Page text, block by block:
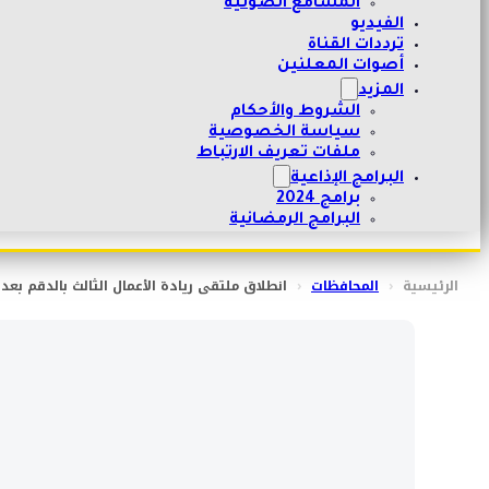
المسامع الصوتية
الفيديو
ترددات القناة
أصوات المعلنين
المزيد
الشروط والأحكام
سياسة الخصوصية
ملفات تعريف الارتباط
البرامج الإذاعية
برامج 2024
البرامج الرمضانية
الرئيسية ‹ المحافظات ‹ انطلاق ملتقى ريادة الأعمال الثالث بالدقم